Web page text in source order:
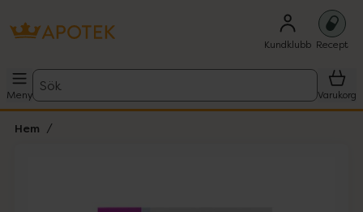
Kundklubb Recept
Meny
Sök
Varukorg
Hem